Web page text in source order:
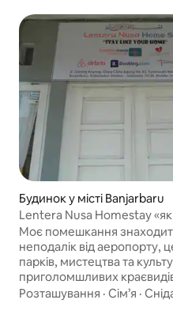
Будинок у місті Banjarbaru
Lentera Nusa Homestay «як
Моє помешкання
неподалік від аеропорту,
парків, мистецтва та
приголомшливих краєвидів
Вам сподобається моє
Розташування · Сім’я ·